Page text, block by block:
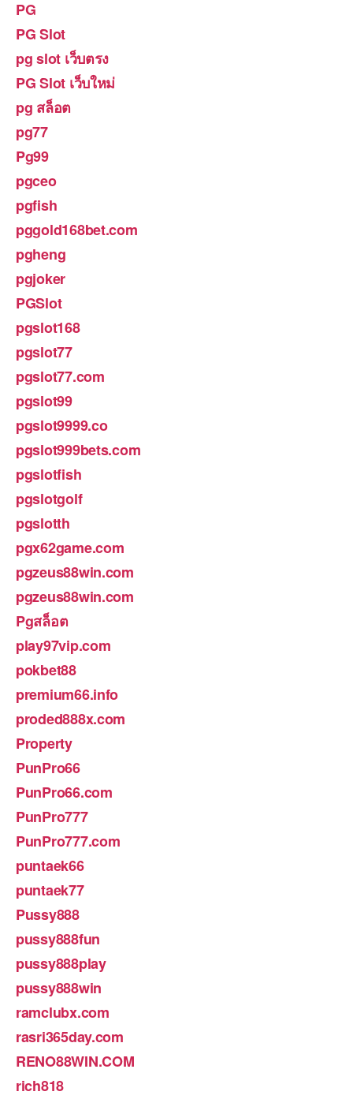
PG
PG Slot
pg slot เว็บตรง
PG Slot เว็บใหม่
pg สล็อต
pg77
Pg99
pgceo
pgfish
pggold168bet.com
pgheng
pgjoker
PGSlot
pgslot168
pgslot77
pgslot77.com
pgslot99
pgslot9999.co
pgslot999bets.com
pgslotfish
pgslotgolf
pgslotth
pgx62game.com
pgzeus88win.com
pgzeus88win.com
Pgสล็อต
play97vip.com
pokbet88
premium66.info
proded888x.com
Property
PunPro66
PunPro66.com
PunPro777
PunPro777.com
puntaek66
puntaek77
Pussy888
pussy888fun
pussy888play
pussy888win
ramclubx.com
rasri365day.com
RENO88WIN.COM
rich818